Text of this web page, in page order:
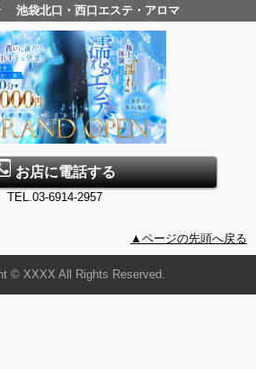
池袋北口・西口エステ・アロマ
お店に電話する
TEL.03-6914-2957
▲ページの先頭へ戻る
© XXXX All Rights Reserved.